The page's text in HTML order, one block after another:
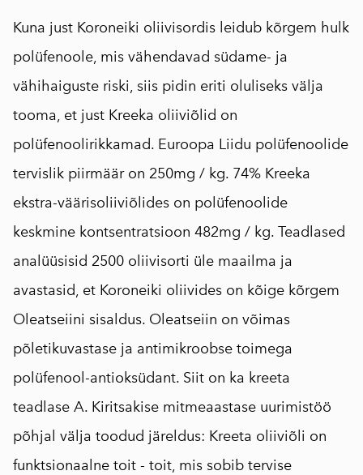
Kuna just Koroneiki oliivisordis leidub kõrgem hulk
polüfenoole, mis vähendavad südame- ja
vähihaiguste riski, siis pidin eriti oluliseks välja
tooma, et just Kreeka oliiviõlid on
polüfenoolirikkamad. Euroopa Liidu polüfenoolide
tervislik piirmäär on 250mg / kg. 74% Kreeka
ekstra-väärisoliiviõlides on polüfenoolide
keskmine kontsentratsioon 482mg / kg. Teadlased
analüüsisid 2500 oliivisorti üle maailma ja
avastasid, et Koroneiki oliivides on kõige kõrgem
Oleatseiini sisaldus. Oleatseiin on võimas
põletikuvastase ja antimikroobse toimega
polüfenool-antioksüdant. Siit on ka kreeta
teadlase A. Kiritsakise mitmeaastase uurimistöö
põhjal välja toodud järeldus: Kreeta oliiviõli on
funktsionaalne toit - toit, mis sobib tervise